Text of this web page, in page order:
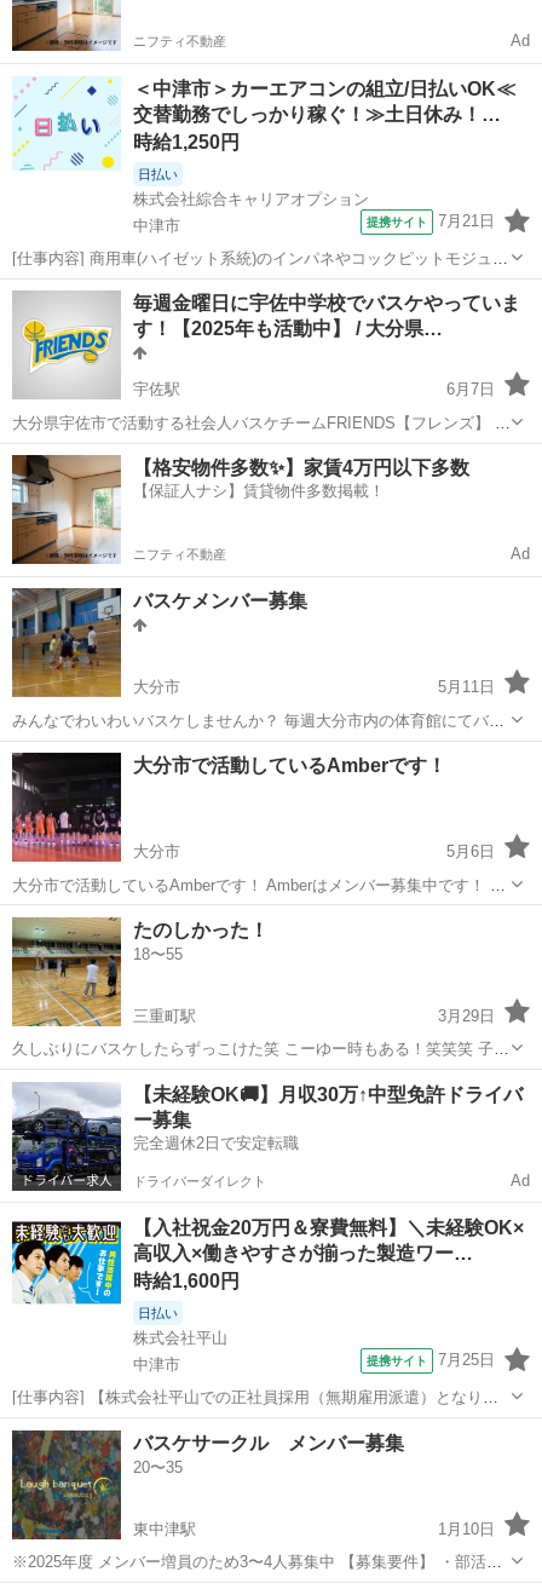
ニフティ不動産 Ad
＜中津市＞カーエアコンの組立/日払いOK≪
交替勤務でしっかり稼ぐ！≫土日休み！…
時給1,250円
日払い
株式会社綜合キャリアオプション
中津市
提携サイト 7月21日
[仕事内容] 商用車(ハイゼット系統)のインパネやコックピットモジュー
ルの成型・組立、 カーエアコンの成型・組立などをおまかせ！ 。＋お
仕事探しはコンシェルスタッフにおまかせ＋。 あなたのお仕事探しを
しっかりサポート！ ...
大分 中津市 工場
毎週金曜日に宇佐中学校でバスケやっていま
す！【2025年も活動中】 / 大分県…
宇佐駅
6月7日
大分県宇佐市で活動する社会人バスケチームFRIENDS【フレンズ】 宇
佐中学校にて毎週金曜日20時〜22時に活動しています。 20代〜30代を
中心に活動しています！ 新規参加者・交流試合募集中です！ 特に女性
の参...
大分 宇佐市 宇佐駅 バスケットボール バスケ
【格安物件多数✨】家賃4万円以下多数
【保証人ナシ】賃貸物件多数掲載！
ニフティ不動産 Ad
バスケメンバー募集
大分市
5月11日
みんなでわいわいバスケしませんか？ 毎週大分市内の体育館にてバス
ケしてます！ 出来て間もない為、メンバー募集中です！ 経験、未経験
問わず、健康の為に体を動かしたい方や、ダイエット目的の方も大歓
迎です！ 毎週日曜日、鶴崎...
大分 大分市 バスケットボール
大分市で活動しているAmberです！
大分市
5月6日
大分市で活動しているAmberです！ Amberはメンバー募集中です！ 本
気でバスケを楽しめる方なら誰でも大歓迎 まずは練習参加お待ちして
おります 10代〜20代後半まで所属中 男子13人 女子4人 男女共に募...
大分 大分市 バスケットボール
たのしかった！
18〜55
三重町駅
3月29日
久しぶりにバスケしたらずっこけた笑 こーゆー時もある！笑笑笑 子供
たちも楽しそうでなによりです︎🥰🥰 どなたでも参加OK👌ですのでお
気軽にお越しください(*´︶`*)ﾉ 詳細はメッセージまで✉✍
大分 豊後大野市 三重町駅 バスケットボール バスケ
【未経験OK🚚】月収30万↑中型免許ドライバ
ー募集
完全週休2日で安定転職
ドライバーダイレクト Ad
【入社祝金20万円＆寮費無料】＼未経験OK×
高収入×働きやすさが揃った製造ワー…
時給1,600円
日払い
株式会社平山
中津市
提携サイト 7月25日
[仕事内容] 【株式会社平山での正社員採用（無期雇用派遣）となりま
す】 ＼未経験から安心スタート！ 快適環境でコツコツ働ける製造スタ
ッフ！／ クリーンルーム内での 製造業務をお任せします。 空調完備
の快適な環境で、 季節を問...
大分 中津市 工場
バスケサークル メンバー募集
20〜35
東中津駅
1月10日
※2025年度 メンバー増員のため3〜4人募集中 【募集要件】 ・部活